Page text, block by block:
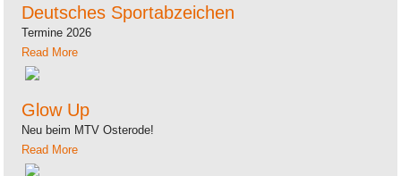
Deutsches Sportabzeichen
Termine 2026
Read More
Glow Up
Neu beim MTV Osterode!
Read More